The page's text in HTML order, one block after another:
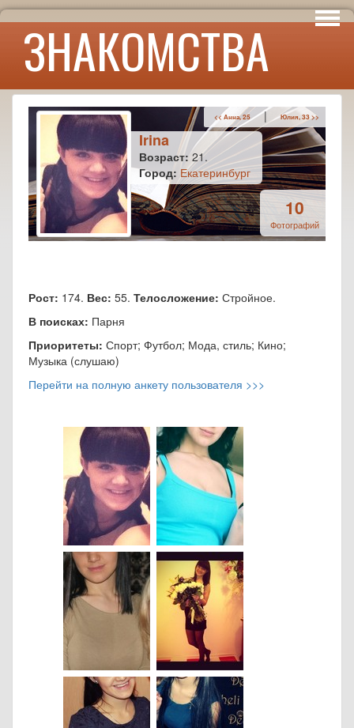
ЗНАКОМСТВА
Интересы
Юмор
Irina
Возраст: 21.
Город: Екатеринбург
<< Анна, 25 | Юлия, 33 >>
10
Фотографий
Рост: 174. Вес: 55. Телосложение: Стройное.
В поисках: Парня
Приоритеты: Спорт; Футбол; Мода, стиль; Кино;
Музыка (слушаю)
Перейти на полную анкету пользователя >>>